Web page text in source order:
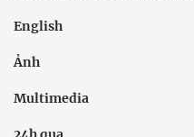
English
Ảnh
Multimedia